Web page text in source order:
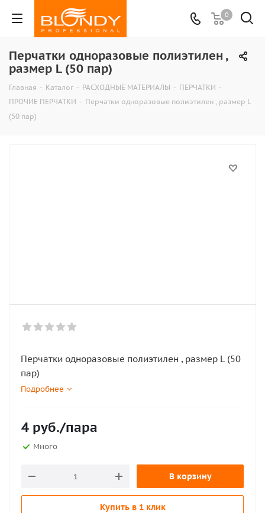
0
Перчатки одноразовые полиэтилен ,
размер L (50 пар)
Главная - Каталог - РАСХОДНЫЕ МАТЕРИАЛЫ - ПЕРЧАТКИ -
ПРОЧИЕ ПЕРЧАТКИ - Перчатки одноразовые полиэтилен , размер L
(50 пар)
Перчатки одноразовые полиэтилен , размер L (50
пар)
Подробнее
4 руб./пара
Много
В корзину
Купить в 1 клик